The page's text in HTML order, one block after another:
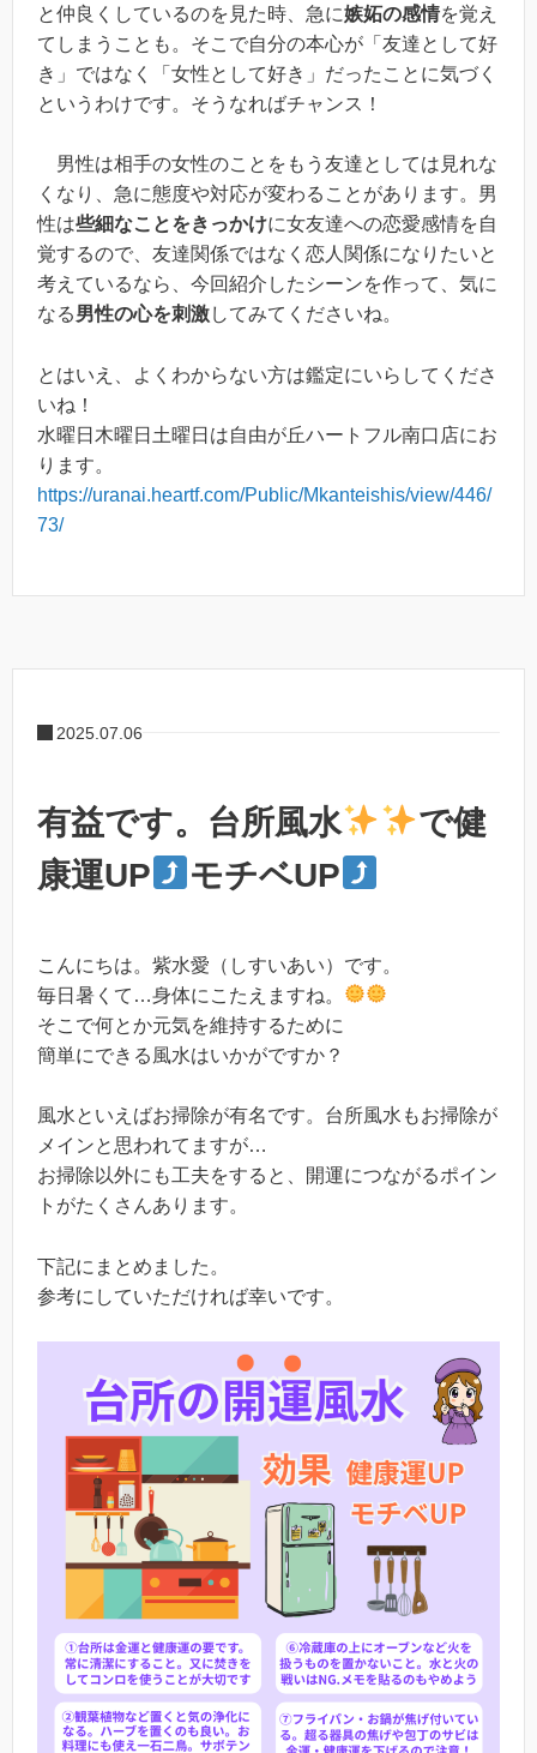
と仲良くしているのを見た時、急に嫉妬の感情を覚え
てしまうことも。そこで自分の本心が「友達として好
き」ではなく「女性として好き」だったことに気づく
というわけです。そうなればチャンス！
男性は相手の女性のことをもう友達としては見れな
くなり、急に態度や対応が変わることがあります。男
性は些細なことをきっかけに女友達への恋愛感情を自
覚するので、友達関係ではなく恋人関係になりたいと
考えているなら、今回紹介したシーンを作って、気に
なる男性の心を刺激してみてくださいね。
とはいえ、よくわからない方は鑑定にいらしてくださ
いね！
水曜日木曜日土曜日は自由が丘ハートフル南口店にお
ります。
https://uranai.heartf.com/Public/Mkanteishis/view/446/
73/
2025.07.06
有益です。台所風水
で健
康運UP
モチベUP
こんにちは。紫水愛（しすいあい）です。
毎日暑くて…身体にこたえますね。
そこで何とか元気を維持するために
簡単にできる風水はいかがですか？
風水といえばお掃除が有名です。台所風水もお掃除が
メインと思われてますが…
お掃除以外にも工夫をすると、開運につながるポイン
トがたくさんあります。
下記にまとめました。
参考にしていただければ幸いです。